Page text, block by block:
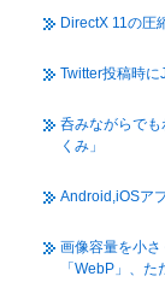
DirectX 11の圧
Twitter投稿時
呑みながらで
くみ」
Android,iOSア
画像容量を小
「WebP」、